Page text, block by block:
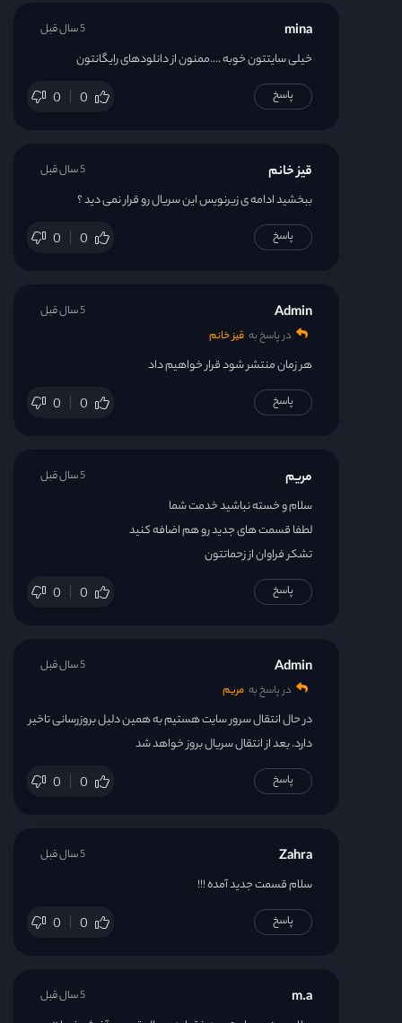
mina
خیلی سایتتون خوبه ….ممنون از دانلودهای رایگانتون
0 0
5 سال قبل
پاسخ
قیز خانم
ببخشید ادامه ی زیرنویس این سریال رو قرار نمی دید ؟
0 0
5 سال قبل
پاسخ
Admin
در پاسخ به قیز خانم
هر زمان منتشر شود قرار خواهیم داد
0 0
5 سال قبل
پاسخ
مریم
سلام و خسته نباشید خدمت شما
لطفا قسمت های جدید رو هم اضافه کنید
تشکر فراوان از زحماتتون
0 0
5 سال قبل
پاسخ
Admin
در پاسخ به مریم
در حال انتقال سرور سایت هستیم به همین دلیل بروزرسانی تاخیر
دارد. بعد از انتقال سریال بروز خواهد شد
0 0
5 سال قبل
پاسخ
Zahra
سلام قسمت جدید آمده !!!
0 0
5 سال قبل
پاسخ
m.a 5 سال قبل